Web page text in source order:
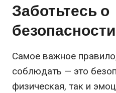
Заботьтесь о
безопасности
Самое важное
соблюдать — это
физическая, так и